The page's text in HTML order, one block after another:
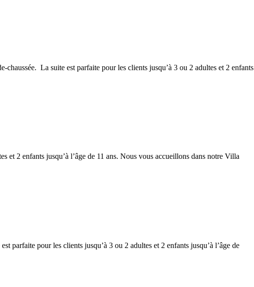
chaussée. La suite est parfaite pour les clients jusqu’à 3 ou 2 adultes et 2 enfants
et 2 enfants jusqu’à l’âge de 11 ans. Nous vous accueillons dans notre Villa
parfaite pour les clients jusqu’à 3 ou 2 adultes et 2 enfants jusqu’à l’âge de